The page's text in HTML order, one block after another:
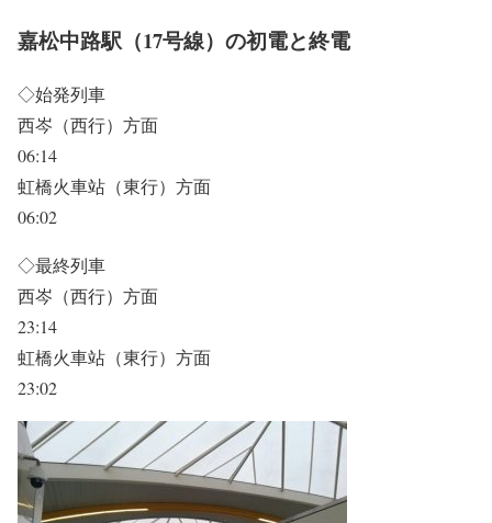
嘉松中路駅（17号線）の初電と終電
◇始発列車
西岑（西行）方面
06:14
虹橋火車站（東行）方面
06:02
◇最終列車
西岑（西行）方面
23:14
虹橋火車站（東行）方面
23:02